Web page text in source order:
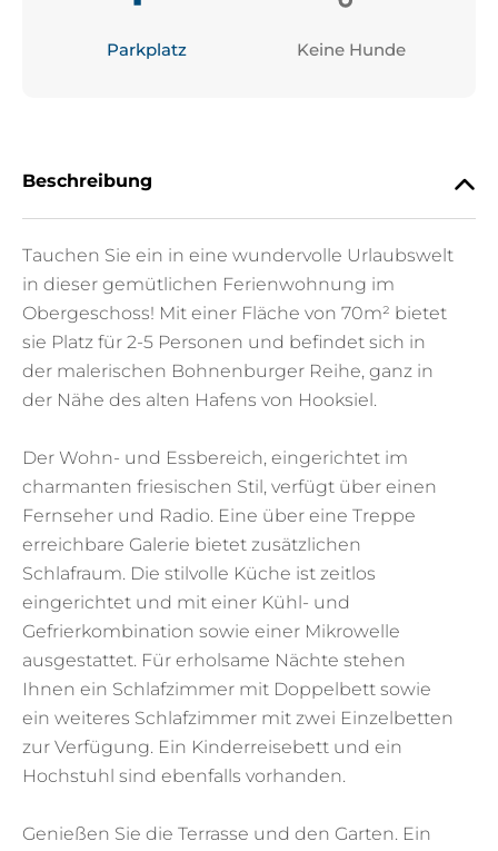
Parkplatz Keine Hunde
Beschreibung
Tauchen Sie ein in eine wundervolle Urlaubswelt
in dieser gemütlichen Ferienwohnung im
Obergeschoss! Mit einer Fläche von 70m² bietet
sie Platz für 2-5 Personen und befindet sich in
der malerischen Bohnenburger Reihe, ganz in
der Nähe des alten Hafens von Hooksiel.
Der Wohn- und Essbereich, eingerichtet im
charmanten friesischen Stil, verfügt über einen
Fernseher und Radio. Eine über eine Treppe
erreichbare Galerie bietet zusätzlichen
Schlafraum. Die stilvolle Küche ist zeitlos
eingerichtet und mit einer Kühl- und
Gefrierkombination sowie einer Mikrowelle
ausgestattet. Für erholsame Nächte stehen
Ihnen ein Schlafzimmer mit Doppelbett sowie
ein weiteres Schlafzimmer mit zwei Einzelbetten
zur Verfügung. Ein Kinderreisebett und ein
Hochstuhl sind ebenfalls vorhanden.
Genießen Sie die Terrasse und den Garten. Ein